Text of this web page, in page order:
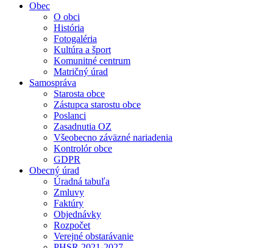
Obec
O obci
História
Fotogaléria
Kultúra a šport
Komunitné centrum
Matričný úrad
Samospráva
Starosta obce
Zástupca starostu obce
Poslanci
Zasadnutia OZ
Všeobecno záväzné nariadenia
Kontrolór obce
GDPR
Obecný úrad
Úradná tabuľa
Zmluvy
Faktúry
Objednávky
Rozpočet
Verejné obstarávanie